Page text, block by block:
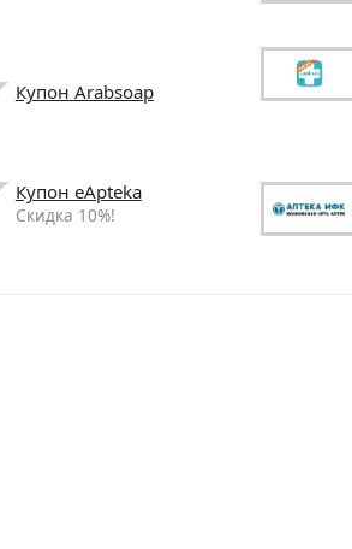
Купон Arabsoap
Купон eApteka
Скидка 10%!